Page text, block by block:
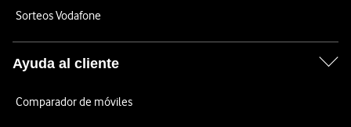
Sorteos Vodafone
Ayuda al cliente
Comparador de móviles